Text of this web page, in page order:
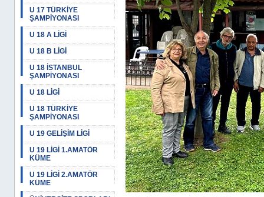
U 17 TÜRKİYE
ŞAMPİYONASI
U 18 A LİGİ
U 18 B LİGİ
U 18 İSTANBUL
ŞAMPİYONASI
U 18 LİGİ
U 18 TÜRKİYE
ŞAMPİYONASI
U 19 GELİŞİM LİGİ
U 19 LİGİ 1.AMATÖR
KÜME
U 19 LİGİ 2.AMATÖR
KÜME